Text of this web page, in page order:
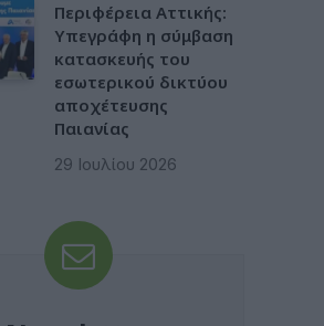
Περιφέρεια Αττικής:
Υπεγράφη η σύμβαση
κατασκευής του
εσωτερικού δικτύου
αποχέτευσης
Παιανίας
29 Ιουλίου 2026